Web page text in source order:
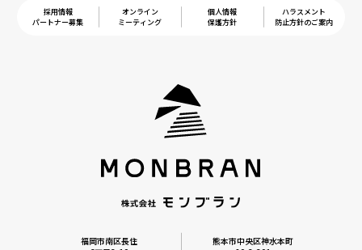
採用情報
パートナー募集
オンライン
ミーティング
個人情報
保護方針
ハラスメント
防止方針のご案内
福岡市南区長住
熊本市中央区神水本町